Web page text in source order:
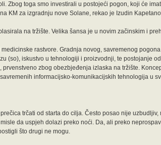
Zbog toga smo investirali u postojeći pogon, koji će
KM za izgradnju nove Solane, rekao je Izudin
na tržište. Velika šansa je u novim začinskim i
rastvore. Gradnja novog, savremenog
(so), iskustvo u tehnologiji i proizvodnji, te postojanje
zbog obezbjeđenja izlaska na tržište.
informacijsko-komunikacijskih tehnologija u
trčati od starta do cilja. Često posao nije
da uspjeh dolazi preko noći. Da, ali preko
što drugi ne mogu.